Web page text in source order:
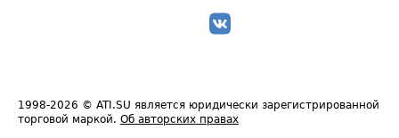
1998-2026 © ATI.SU является юридически зарегистрированной
торговой маркой. Об авторских правах